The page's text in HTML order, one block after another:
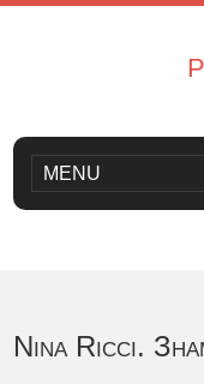
Nina Ricci.